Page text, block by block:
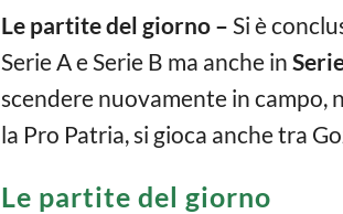
Le partite del giorno – Si è
Serie A e Serie B ma anche in
scendere nuovamente in campo,
la Pro Patria, si gioca anche tra
Le partite del giorno